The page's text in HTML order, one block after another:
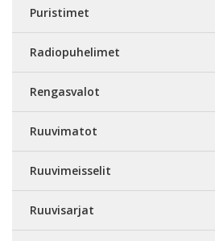
Puristimet
Radiopuhelimet
Rengasvalot
Ruuvimatot
Ruuvimeisselit
Ruuvisarjat